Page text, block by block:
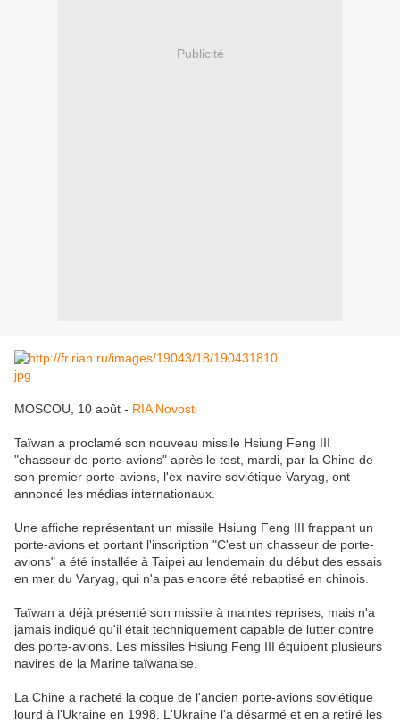
Publicité
MOSCOU, 10 août - RIA Novosti
Taïwan a proclamé son nouveau missile Hsiung Feng III
"chasseur de porte-avions" après le test, mardi, par la Chine de
son premier porte-avions, l'ex-navire soviétique Varyag, ont
annoncé les médias internationaux.
Une affiche représentant un missile Hsiung Feng III frappant un
porte-avions et portant l'inscription "C'est un chasseur de porte-
avions" a été installée à Taipei au lendemain du début des essais
en mer du Varyag, qui n'a pas encore été rebaptisé en chinois.
Taïwan a déjà présenté son missile à maintes reprises, mais n'a
jamais indiqué qu'il était techniquement capable de lutter contre
des porte-avions. Les missiles Hsiung Feng III équipent plusieurs
navires de la Marine taïwanaise.
La Chine a racheté la coque de l'ancien porte-avions soviétique
lourd à l'Ukraine en 1998. L'Ukraine l'a désarmé et en a retiré les